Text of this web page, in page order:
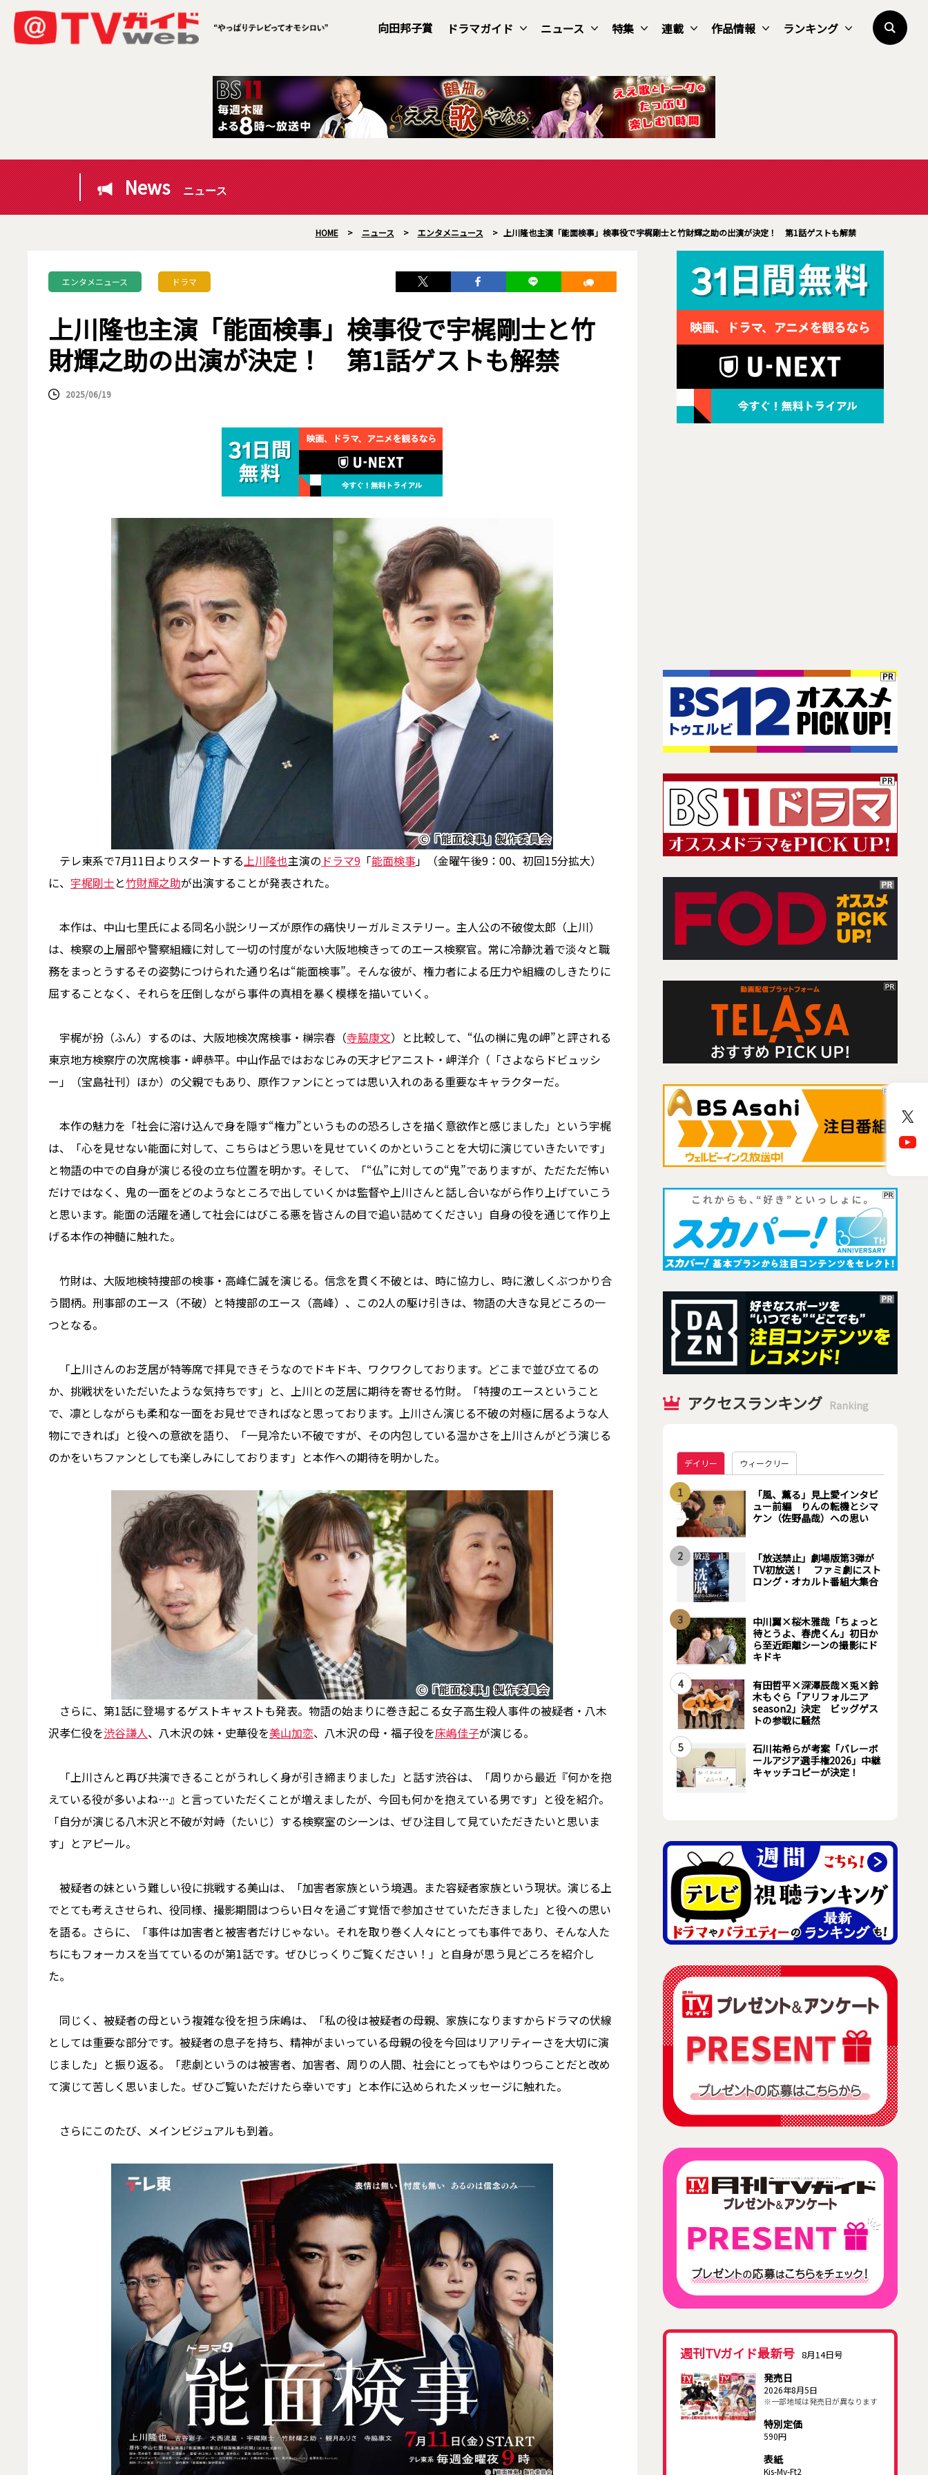
向田邦子賞 ドラマガイド ニュース 特集 連載 作品情報 ランキング
News ニュース
HOME > ニュース > エンタメニュース > 上川隆也主演「能面検事」検事役で宇梶剛士と竹財輝之助の出演が決定！ 第1話ゲストも解禁
エンタメニュース ドラマ
上川隆也主演「能面検事」検事役で宇梶剛士と竹
財輝之助の出演が決定！ 第1話ゲストも解禁
2025/06/19
テレ東系で7月11日よりスタートする上川隆也主演の ドラマ9 「能面検事」（金曜午後9：00、初回15分拡大）
に、 宇梶剛士と竹財輝之助が出演することが発表された。
本作は、中山七里氏による同名小説シリーズが原作の痛快リーガルミステリー。主人公の不破俊太郎（上川）
は、検察の上層部や警察組織に対して一切の忖度がない大阪地検きってのエース検察官。常に冷静沈着で淡々と職
務をまっとうするその姿勢につけられた通り名は“能面検事”。そんな彼が、権力者による圧力や組織のしきたりに
屈することなく、それらを圧倒しながら事件の真相を暴く模様を描いていく。
宇梶が扮（ふん）するのは、大阪地検次席検事・榊宗春（寺脇康文）と比較して、“仏の榊に鬼の岬”と評される
東京地方検察庁の次席検事・岬恭平。中山作品ではおなじみの天才ピアニスト・岬洋介（「さよならドビュッシ
ー」（宝島社刊）ほか）の父親でもあり、原作ファンにとっては思い入れのある重要なキャラクターだ。
本作の魅力を「社会に溶け込んで身を隠す“権力”というものの恐ろしさを描く意欲作と感じました」という宇梶
は、「心を見せない能面に対して、こちらはどう思いを見せていくのかということを大切に演じていきたいです」
と物語の中での自身が演じる役の立ち位置を明かす。そして、「“仏”に対しての“鬼”でありますが、ただただ怖い
だけではなく、鬼の一面をどのようなところで出していくかは監督や上川さんと話し合いながら作り上げていこう
と思います。能面の活躍を通して社会にはびこる悪を皆さんの目で追い詰めてください」自身の役を通じて作り上
げる本作の神髄に触れた。
竹財は、大阪地検特捜部の検事・高峰仁誠を演じる。信念を貫く不破とは、時に協力し、時に激しくぶつかり合
う間柄。刑事部のエース（不破）と特捜部のエース（高峰）、この2人の駆け引きは、物語の大きな見どころの一
つとなる。
「上川さんのお芝居が特等席で拝見できそうなのでドキドキ、ワクワクしております。どこまで並び立てるの
か、挑戦状をいただいたような気持ちです」と、上川との芝居に期待を寄せる竹財。「特捜のエースということ
で、凛としながらも柔和な一面をお見せできればなと思っております。上川さん演じる不破の対極に居るような人
物にできれば」と役への意欲を語り、「一見冷たい不破ですが、その内包している温かさを上川さんがどう演じる
のかをいちファンとしても楽しみにしております」と本作への期待を明かした。
さらに、第1話に登場するゲストキャストも発表。物語の始まりに巻き起こる女子高生殺人事件の被疑者・八木
沢孝仁役を渋谷謙人、八木沢の妹・史華役を美山加恋、八木沢の母・福子役を床嶋佳子が演じる。
「上川さんと再び共演できることがうれしく身が引き締まりました」と話す渋谷は、「周りから最近『何かを抱
えている役が多いよね…』と言っていただくことが増えましたが、今回も何かを抱えている男です」と役を紹介。
「自分が演じる八木沢と不破が対峙（たいじ）する検察室のシーンは、ぜひ注目して見ていただきたいと思いま
す」とアピール。
被疑者の妹という難しい役に挑戦する美山は、「加害者家族という境遇。また容疑者家族という現状。演じる上
でとても考えさせられ、役同様、撮影期間はつらい日々を過ごす覚悟で参加させていただきました」と役への思い
を語る。さらに、「事件は加害者と被害者だけじゃない。それを取り巻く人々にとっても事件であり、そんな人た
ちにもフォーカスを当てているのが第1話です。ぜひじっくりご覧ください！」と自身が思う見どころを紹介し
た。
同じく、被疑者の母という複雑な役を担う床嶋は、「私の役は被疑者の母親、家族になりますからドラマの伏線
としては重要な部分です。被疑者の息子を持ち、精神がまいっている母親の役を今回はリアリティーさを大切に演
じました」と振り返る。「悲劇というのは被害者、加害者、周りの人間、社会にとってもやはりつらことだと改め
て演じて苦しく思いました。ぜひご覧いただけたら幸いです」と本作に込められたメッセージに触れた。
さらにこのたび、メインビジュアルも到着。
アクセスランキング Ranking
デイリー ウィークリー
1
「風、薫る」見上愛インタビ
ュー前編 りんの転機とシマ
ケン（佐野晶哉）への思い
2
「放送禁止」劇場版第3弾が
TV初放送！ ファミ劇にスト
ロング・オカルト番組大集合
3
中川翼×桜木雅哉「ちょっと
待とうよ、春虎くん」初日か
ら至近距離シーンの撮影にド
キドキ
4
有田哲平×深澤辰哉×兎×鈴
木もぐら「アリフォルニア
season2」決定 ビッグゲス
トの参戦に騒然
5
石川祐希らが考案「バレーボ
ールアジア選手権2026」中継
キャッチコピーが決定！
週刊TVガイド最新号 8月14日号
発売日
2026年8月5日
※一部地域は発売日が異なります
特別定価
590円
表紙
Kis-My-Ft2